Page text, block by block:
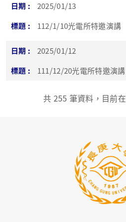
2025/01/13
112/1/10光電所特邀演講
2025/01/12
111/12/20光電所特邀演講
共 255 筆資料，目前在